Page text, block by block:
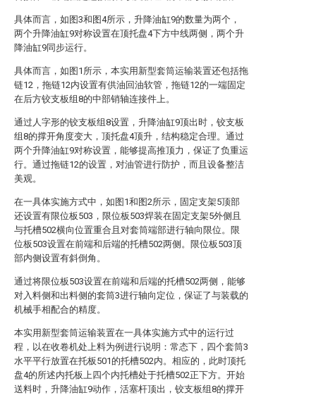
具体而言，如图3和图4所示，升降油缸9的数量为两个，
两个升降油缸9对称设置在顶托盘4下方中线两侧，两个升
降油缸9同步运行。
具体而言，如图1所示，本实用新型套筒运输装置还包括拖
链12，拖链12内设置有供油回油软管，拖链12的一端固定
在后方铰支板组8的中部销轴连接件上。
通过人字形的铰支板组8设置，升降油缸9顶出时，铰支板
组8的撑开角度变大，顶托盘4顶升，结构稳定合理。通过
两个升降油缸9对称设置，能够提高推顶力，保证了负重运
行。通过拖链12的设置，对油管进行防护，而且设备整洁
美观。
在一具体实施方式中，如图1和图2所示，固定支架5顶部
还设置有限位板503，限位板503焊装在固定支架5外侧且
与托槽502横向位置重合且对套筒端部进行轴向限位。限
位板503设置在前端和后端的托槽502两侧。限位板503顶
部内侧设置有斜倒角。
通过将限位板503设置在前端和后端的托槽502两侧，能够
对入料侧和出料侧的套筒3进行轴向定位，保证了与装载的
机械手相配合的精度。
本实用新型套筒运输装置在一具体实施方式中的运行过
程，以在收卷机处上料为例进行说明：常态下，四个套筒3
水平平行放置在托板501的托槽502内。相应的，此时顶托
盘4的所述内托板上四个内托槽处于托槽502正下方。开始
送料时，升降油缸9动作，活塞杆顶出，铰支板组8的撑开